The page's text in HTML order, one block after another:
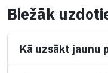
Biežāk
Kā uzsākt jaunu